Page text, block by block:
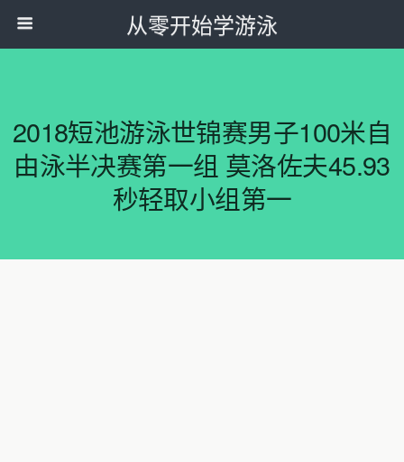
从零开始学游泳
2018短池游泳世锦赛男子100米自
由泳半决赛第一组 莫洛佐夫45.93
秒轻取小组第一